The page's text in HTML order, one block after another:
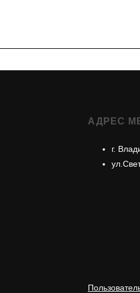
АДРЕС
г.